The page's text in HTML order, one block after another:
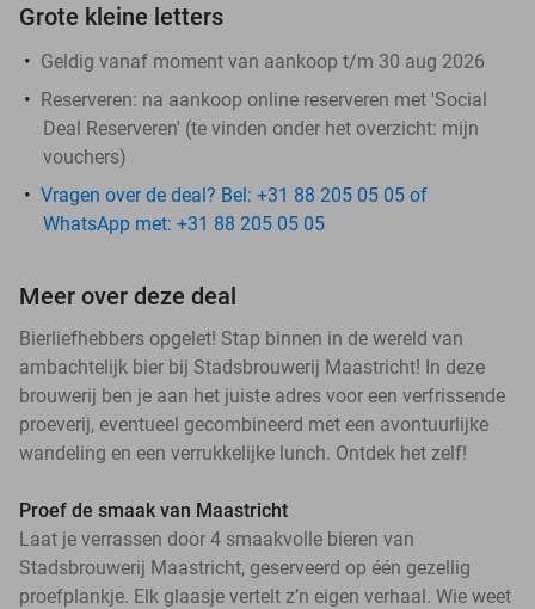
Grote kleine letters
Geldig vanaf moment van aankoop t/m 30 aug 2026
Reserveren: na aankoop online reserveren met 'Social
Deal Reserveren' (te vinden onder het overzicht: mijn
vouchers)
Vragen over de deal? Bel: +31 88 205 05 05 of
WhatsApp met: +31 88 205 05 05
Meer over deze deal
Bierliefhebbers opgelet! Stap binnen in de wereld van
ambachtelijk bier bij Stadsbrouwerij Maastricht! In deze
brouwerij ben je aan het juiste adres voor een verfrissende
proeverij, eventueel gecombineerd met een avontuurlijke
wandeling en een verrukkelijke lunch. Ontdek het zelf!
Proef de smaak van Maastricht
Laat je verrassen door 4 smaakvolle bieren van
Stadsbrouwerij Maastricht, geserveerd op één gezellig
proefplankje. Elk glaasje vertelt z’n eigen verhaal. Wie weet